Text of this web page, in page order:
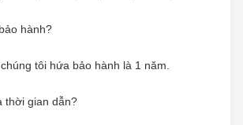
hành?
tôi hứa bảo hành là 1 năm.
thời gian dẫn?